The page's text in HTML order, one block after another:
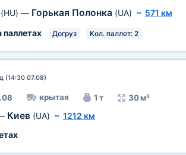
(HU) — Горькая Полонка (UA) ~ 571 км
паллетах
Догруз Кол. паллет: 2
(14:30 07.08)
крытая 1 т 30 м³
Киев (UA) ~ 1212 км